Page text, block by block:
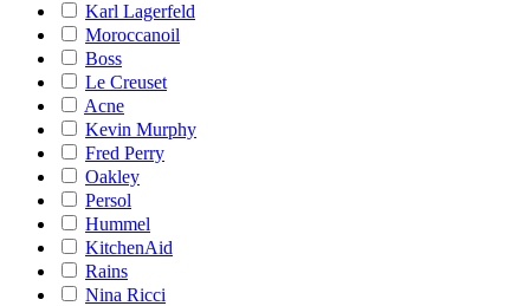
Karl Lagerfeld
Moroccanoil
Boss
Le Creuset
Acne
Kevin Murphy
Fred Perry
Oakley
Persol
Hummel
KitchenAid
Rains
Nina Ricci